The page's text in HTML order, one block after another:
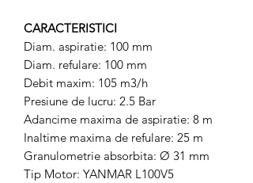
CARACTERISTICI
Diam. aspiratie: 100 mm
Diam. refulare: 100 mm
Debit maxim: 105 m3/h
Presiune de lucru: 2.5 Bar
Adancime maxima de aspiratie: 8 m
Inaltime maxima de refulare: 25 m
Granulometrie absorbita: Ø 31 mm
Tip Motor: YANMAR L100V5